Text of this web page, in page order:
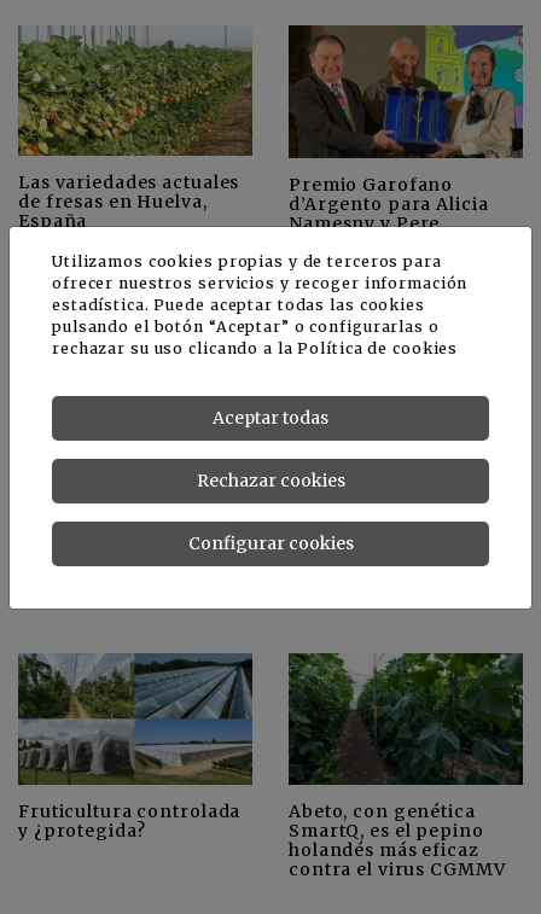
Las variedades actuales
de fresas en Huelva,
España
Premio Garofano
d’Argento para Alicia
Namesny y Pere
actividades en la
promoción de la
hortofruticultura
mundial
La agricultura europea
¿está preparada para el
Pere Papasseit, socio de
Fruticultura controlada
y ¿protegida?
Abeto, con genética
SmartQ, es el pepino
holandés más eficaz
contra el virus CGMMV
Utilizamos cookies propias y de terceros para
ofrecer nuestros servicios y recoger información
estadística. Puede aceptar todas las cookies
pulsando el botón “Aceptar” o configurarlas o
rechazar su uso clicando a laPolítica de cookies
Aceptar todas
Rechazar cookies
Configurar cookies